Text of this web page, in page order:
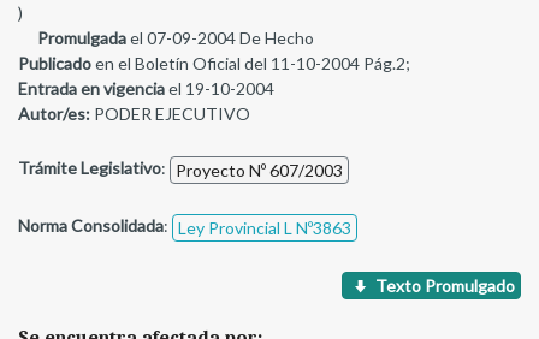
)
Promulgadael 07-09-2004 De Hecho
Publicadoen el Boletín Oficial del 11-10-2004 Pág.2;
Entrada en vigenciael 19-10-2004
Autor/es: PODER EJECUTIVO
Trámite Legislativo: Proyecto Nº 607/2003
Norma Consolidada: Ley Provincial L Nº3863
Texto Promulgado